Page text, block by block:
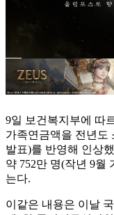
9일 보건복지부에 따
가족연금액을 전년도
발표)를 반영해 인상
약 752만 명(작년 9월
는다.
이같은 내용은 이날